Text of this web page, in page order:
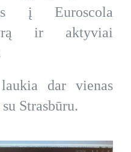
į Euroscola
ir aktyviai
dar vienas
Strasbūru.